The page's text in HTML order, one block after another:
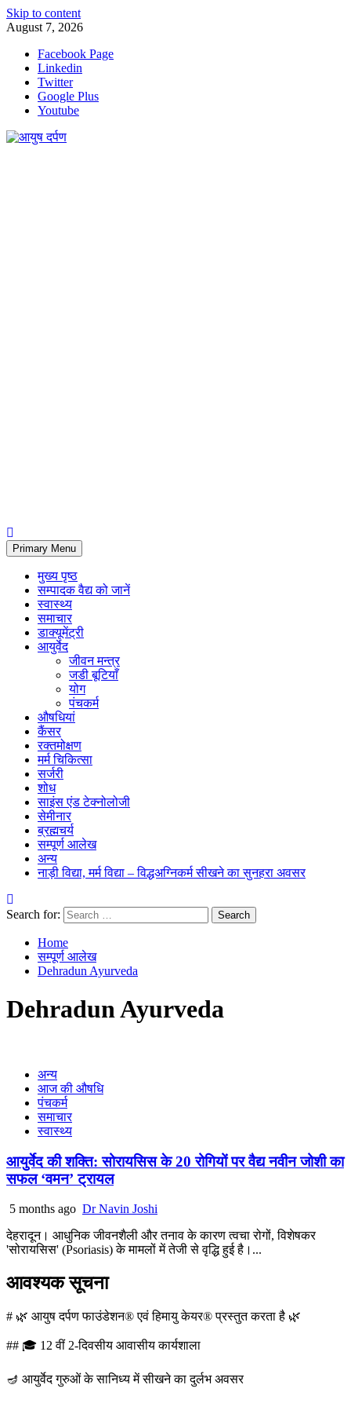
Skip to content
August 7, 2026
Facebook Page
Linkedin
Twitter
Google Plus
Youtube
Primary Menu
मुख्य पृष्ठ
सम्पादक वैद्य को जानें
स्वास्थ्य
समाचार
डाक्यूमेंट्री
आयुर्वेद
जीवन मन्त्र
जडी बूटियाँ
योग
पंचकर्म
औषधियां
कैंसर
रक्तमोक्षण
मर्म चिकित्सा
सर्जरी
शोध
साइंस एंड टेक्नोलोजी
सेमीनार
ब्रह्मचर्य
सम्पूर्ण आलेख
अन्य
नाड़ी विद्या, मर्म विद्या – विद्धअग्निकर्म सीखने का सुनहरा अवसर
Search for:
Home
सम्पूर्ण आलेख
Dehradun Ayurveda
Dehradun Ayurveda
अन्य
आज की औषधि
पंचकर्म
समाचार
स्वास्थ्य
आयुर्वेद की शक्ति: सोरायसिस के 20 रोगियों पर वैद्य नवीन जोशी का
सफल ‘वमन’ ट्रायल
5 months ago Dr Navin Joshi
देहरादून। आधुनिक जीवनशैली और तनाव के कारण त्वचा रोगों, विशेषकर
'सोरायसिस' (Psoriasis) के मामलों में तेजी से वृद्धि हुई है।...
आवश्यक सूचना
# 🌿 आयुष दर्पण फाउंडेशन® एवं हिमायु केयर® प्रस्तुत करता है 🌿
## 🎓 12 वीं 2-दिवसीय आवासीय कार्यशाला
🪔 आयुर्वेद गुरुओं के सानिध्य में सीखने का दुर्लभ अवसर